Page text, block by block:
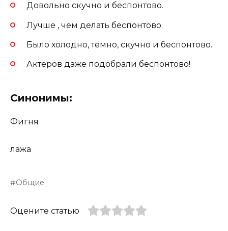
Довольно скучно и беспонтово.
Лучше , чем делать беспонтово.
Было холодно, темно, скучно и беспонтово.
Актёров даже подобрали беспонтово!
Синонимы:
Фигня
лажа
Общие
Оцените статью